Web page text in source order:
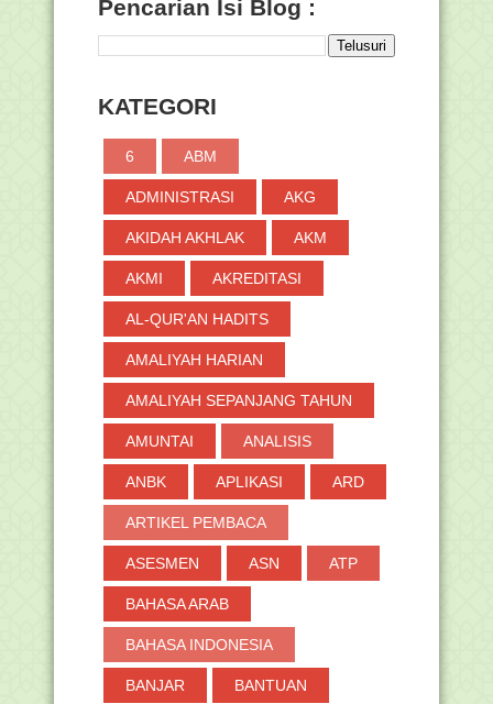
Pencarian Isi Blog :
KATEGORI
6 ABM
ADMINISTRASI AKG
AKIDAH AKHLAK AKM
AKMI AKREDITASI
AL-QUR'AN HADITS
AMALIYAH HARIAN
AMALIYAH SEPANJANG TAHUN
AMUNTAI ANALISIS
ANBK APLIKASI ARD
ARTIKEL PEMBACA
ASESMEN ASN ATP
BAHASA ARAB
BAHASA INDONESIA
BANJAR BANTUAN